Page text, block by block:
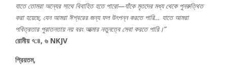
যাতে তোমরা অন্যের সাথে বিবাহিত হতে পারো—যাঁকে মৃতদের মধ্য থেকে পুনরুত্থিত
করা হয়েছে, যেন আমরা ঈশ্বরের জন্য ফল উৎপন্ন করতে পারি… যাতে আমরা
পবিত্রতার পুরাতনতায় নয় বরং আত্মার নতুনত্বে সেবা করতে পারি।”
রোমীয় ৭:৪, ৬ NKJV
প্রিয়তম,